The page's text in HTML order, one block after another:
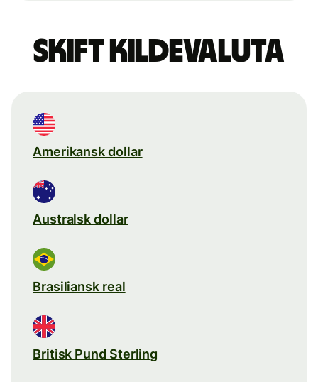
Skift kildevaluta
Amerikansk dollar
Australsk dollar
Brasiliansk real
Britisk Pund Sterling